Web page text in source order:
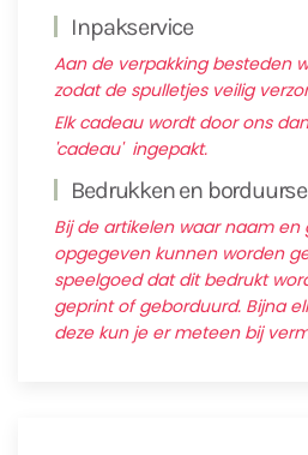
Inpakservice
Aan de verpakking besteden
zodat de spulletjes veilig
Elk cadeau wordt door ons
'cadeau' ingepakt.
Bedrukken en
Bij de artikelen waar naam
opgegeven kunnen worden
speelgoed dat dit bedrukt
geprint of geborduurd. Bijna
deze kun je er meteen bij